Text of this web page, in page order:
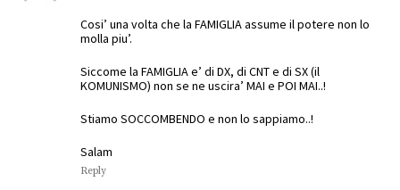
Cosi’ una volta che la FAMIGLIA assume il potere non lo
molla piu’.
Siccome la FAMIGLIA e’ di DX, di CNT e di SX (il
KOMUNISMO) non se ne uscira’ MAI e POI MAI..!
Stiamo SOCCOMBENDO e non lo sappiamo..!
Salam
Reply